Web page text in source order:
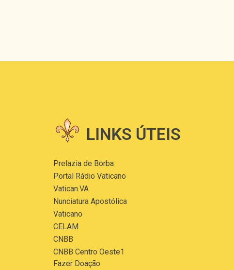
LINKS ÚTEIS
Prelazia de Borba
Portal Rádio Vaticano
Vatican.VA
Nunciatura Apostólica
Vaticano
CELAM
CNBB
CNBB Centro Oeste1
Fazer Doação